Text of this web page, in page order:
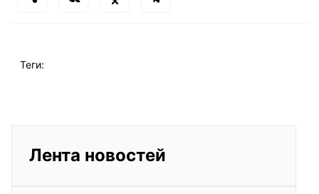
Теги:
Лента новостей